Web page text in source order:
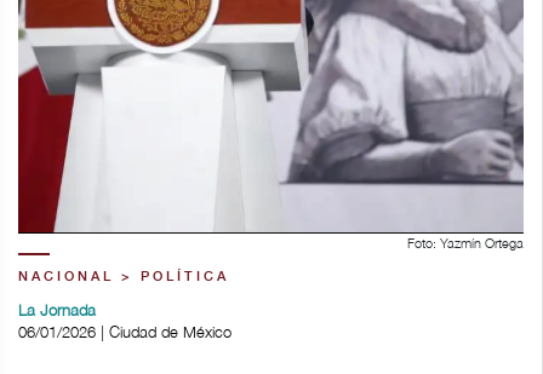
Foto: Yazmín Ortega
NACIONAL > POLÍTICA
La Jornada
06/01/2026 | Ciudad de México